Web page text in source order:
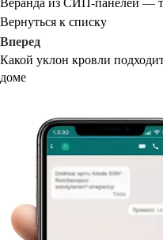
Вернуться к списку
Вперед
Какой уклон кровли
доме